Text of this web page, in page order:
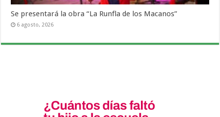
Se presentará la obra “La Runfla de los Macanos”
6 agosto, 2026